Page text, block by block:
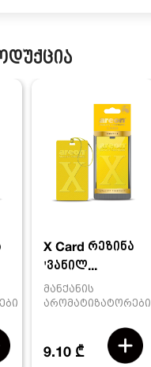
X Card რეზინა
'ვანილ...
მანქანის
არომატიზატორები
9.10 ₾